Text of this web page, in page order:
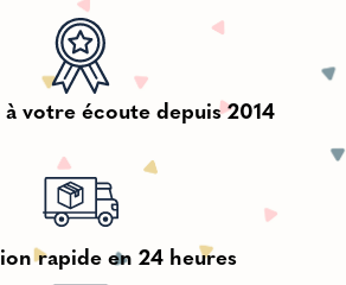
votre écoute depuis 2014
rapide en 24 heures